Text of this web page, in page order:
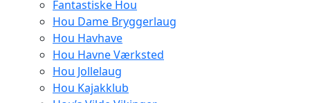
Fantastiske Hou
Hou Dame Bryggerlaug
Hou Havhave
Hou Havne Værksted
Hou Jollelaug
Hou Kajakklub